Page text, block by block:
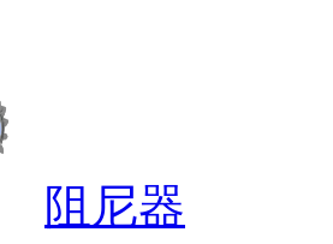
阻尼器